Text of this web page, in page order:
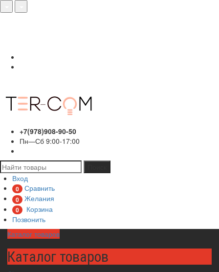
+7(978)908-90-50
Пн—Сб 9:00-17:00
Вход
0 Сравнить
0 Желания
0
Корзина
Позвонить
Каталог товаров
Каталог товаров